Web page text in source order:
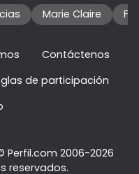
Marie Claire
Contáctenos
de participación
Perfil.com 2006-2026
reservados.